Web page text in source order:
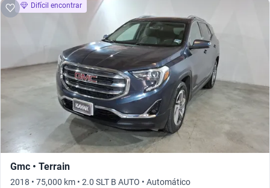
Difícil encontrar
Gmc • Terrain
2018 • 75,000 km • 2.0 SLT B AUTO • Automático